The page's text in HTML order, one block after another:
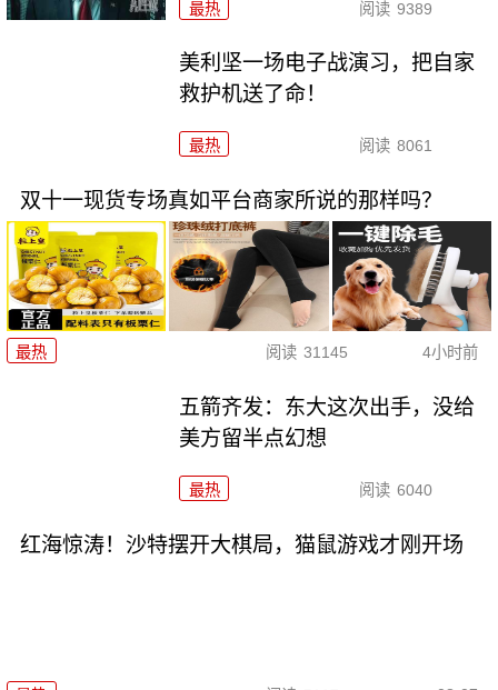
最热 阅读 9389
美利坚一场电子战演习，把自家
救护机送了命！
最热 阅读 8061
双十一现货专场真如平台商家所说的那样吗？
最热 阅读 31145 4小时前
五箭齐发：东大这次出手，没给
美方留半点幻想
最热 阅读 6040
红海惊涛！沙特摆开大棋局，猫鼠游戏才刚开场